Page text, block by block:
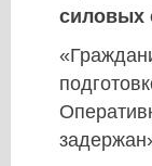
силовых